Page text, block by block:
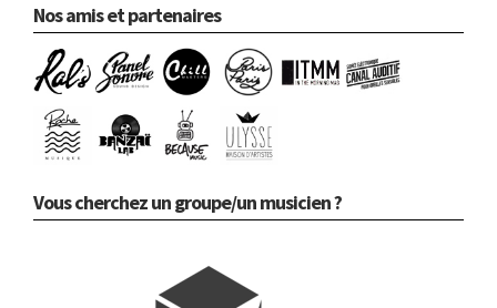
Nos amis et partenaires
Vous cherchez un groupe/un musicien ?